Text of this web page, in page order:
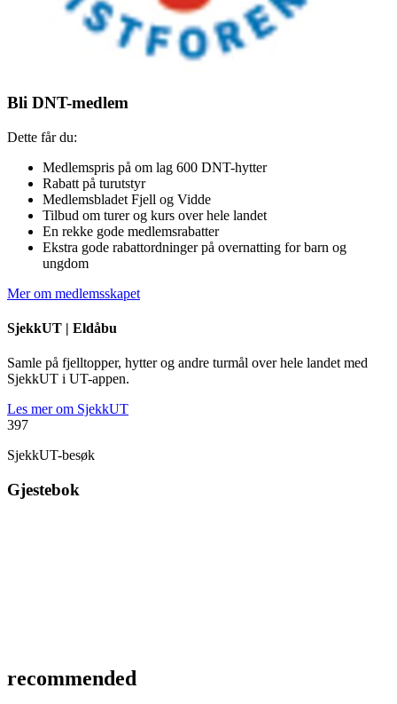
Bli DNT-medlem
Dette får du:
Medlemspris på om lag 600 DNT-hytter
Rabatt på turutstyr
Medlemsbladet Fjell og Vidde
Tilbud om turer og kurs over hele landet
En rekke gode medlemsrabatter
Ekstra gode rabattordninger på overnatting for barn og
ungdom
Mer om medlemsskapet
SjekkUT | Eldåbu
Samle på fjelltopper, hytter og andre turmål over hele landet med
SjekkUT i UT-appen.
Les mer om SjekkUT
397
SjekkUT-besøk
Gjestebok
recommended